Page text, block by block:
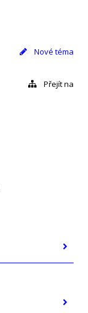
Nové téma
Přejít na